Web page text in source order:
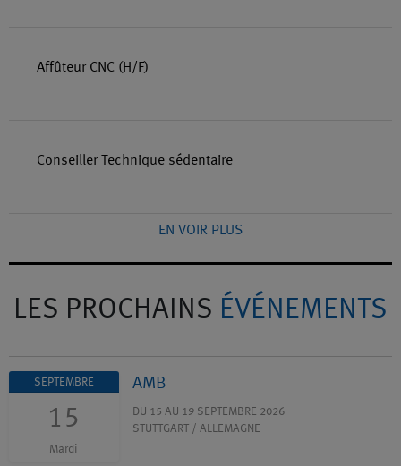
Affûteur CNC (H/F)
Conseiller Technique sédentaire
EN VOIR PLUS
LES PROCHAINS ÉVÉNEMENTS
SEPTEMBRE
15
Mardi
AMB
DU 15 AU 19 SEPTEMBRE 2026
STUTTGART / ALLEMAGNE